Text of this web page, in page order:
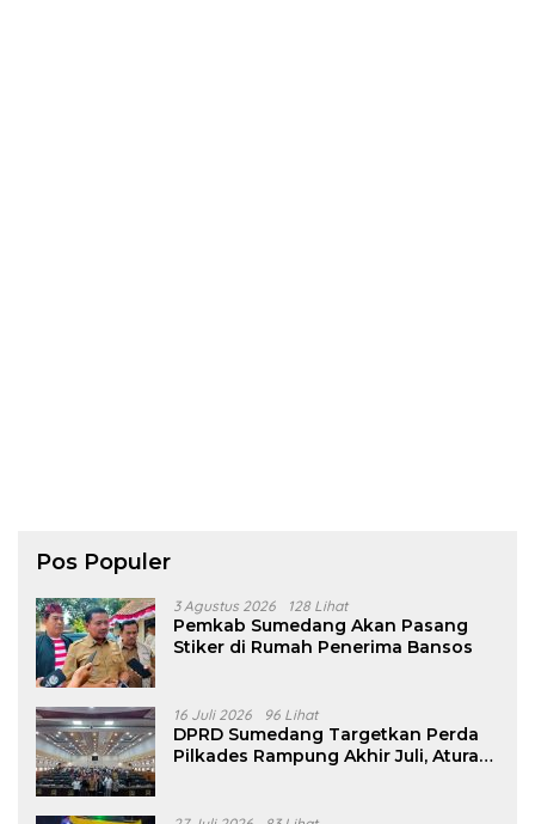
Pos Populer
3 Agustus 2026 128 Lihat
Pemkab Sumedang Akan Pasang
Stiker di Rumah Penerima Bansos
16 Juli 2026 96 Lihat
DPRD Sumedang Targetkan Perda
Pilkades Rampung Akhir Juli, Aturan